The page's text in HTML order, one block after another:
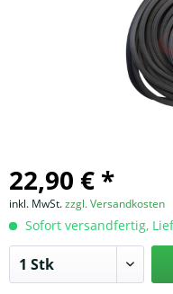
22,90 € *
inkl. MwSt.zzgl. Versandkosten
Sofort versandfertig,